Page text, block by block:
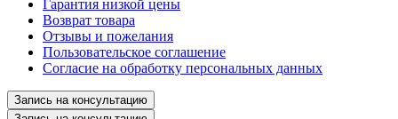
Гарантия низкой цены
Возврат товара
Отзывы и пожелания
Пользовательское соглашение
Согласие на обработку персональных данных
Запись на консультацию